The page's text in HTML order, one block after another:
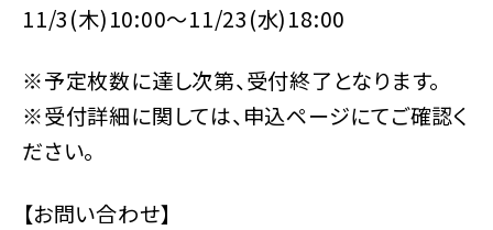
11/3(木)10:00～11/23(水)18:00
※予定枚数に達し次第、受付終了となります。
※受付詳細に関しては、申込ページにてご確認く
ださい。
【お問い合わせ】